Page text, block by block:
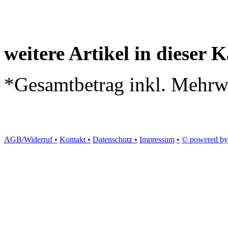
weitere Artikel in dieser
*Gesamtbetrag inkl.
AGB/Widerruf • Kontakt • Datenschutz • Impressum • © powered